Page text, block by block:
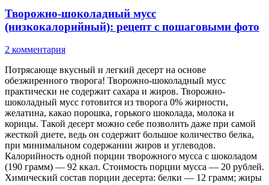
Творожно-шоколадный мусс
(низкокалорийный): рецепт с пошаговыми фото
2 комментария
Потрясающе вкусный и легкий десерт на основе
обезжиренного творога! Творожно-шоколадный мусс
практически не содержит сахара и жиров. Творожно-
шоколадный мусс готовится из творога 0% жирности,
желатина, какао порошка, горького шоколада, молока и
корицы. Такой десерт можно себе позволить даже при самой
жесткой диете, ведь он содержит большое количество белка,
при минимальном содержании жиров и углеводов.
Калорийность одной порции творожного мусса с шоколадом
(190 грамм) — 92 ккал. Стоимость порции мусса — 20 рублей.
Химический состав порции десерта: белки — 12 грамм; жиры